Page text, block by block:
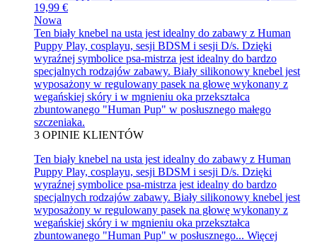
19,99 €
Nowa
Ten biały knebel na usta jest idealny do zabawy z Human
Puppy Play, cosplayu, sesji BDSM i sesji D/s. Dzięki
wyraźnej symbolice psa-mistrza jest idealny do bardzo
specjalnych rodzajów zabawy. Biały silikonowy knebel jest
wyposażony w regulowany pasek na głowę wykonany z
wegańskiej skóry i w mgnieniu oka przekształca
zbuntowanego "Human Pup" w posłusznego małego
szczeniaka.
3 OPINIE KLIENTÓW
Ten biały knebel na usta jest idealny do zabawy z Human
Puppy Play, cosplayu, sesji BDSM i sesji D/s. Dzięki
wyraźnej symbolice psa-mistrza jest idealny do bardzo
specjalnych rodzajów zabawy. Biały silikonowy knebel jest
wyposażony w regulowany pasek na głowę wykonany z
wegańskiej skóry i w mgnieniu oka przekształca
zbuntowanego "Human Pup" w posłusznego... Więcej